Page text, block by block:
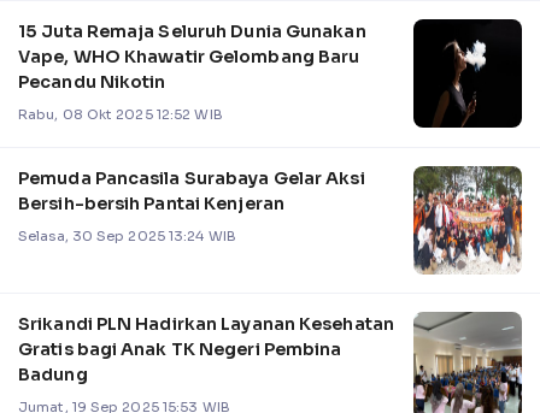
15 Juta Remaja Seluruh Dunia Gunakan
Vape, WHO Khawatir Gelombang Baru
Pecandu Nikotin
Rabu, 08 Okt 2025 12:52 WIB
Pemuda Pancasila Surabaya Gelar Aksi
Bersih-bersih Pantai Kenjeran
Selasa, 30 Sep 2025 13:24 WIB
Srikandi PLN Hadirkan Layanan Kesehatan
Gratis bagi Anak TK Negeri Pembina
Badung
Jumat, 19 Sep 2025 15:53 WIB